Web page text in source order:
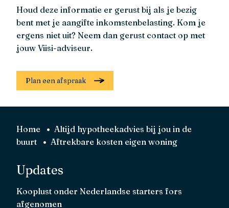
Houd deze informatie er gerust bij als je bezig
bent met je aangifte inkomstenbelasting. Kom je
ergens niet uit? Neem dan gerust contact op met
jouw Viisi-adviseur.
Plan een afspraak
Home
Altijd hypotheekadvies bij jou in de
buurt
Aftrekbare kosten eigen woning
Updates
Kooplust onder Nederlandse starters fors
afgenomen